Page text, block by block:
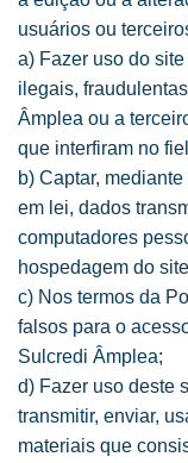
usuários ou
a) Fazer uso do
ilegais,
Âmplea ou a
que interfiram no
b) Captar,
em lei, dados
computadores
hospedagem do
c) Nos termos da
falsos para o
Sulcredi Âmplea;
d) Fazer uso deste
transmitir, enviar,
materiais que